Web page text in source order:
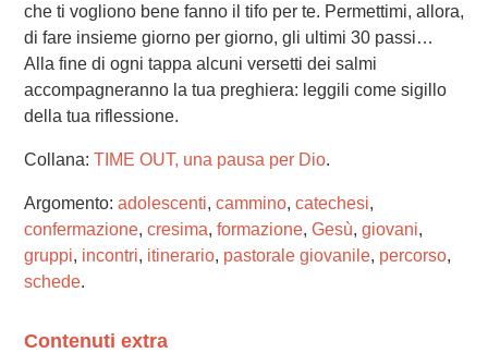
che ti vogliono bene fanno il tifo per te. Permettimi, allora,
di fare insieme giorno per giorno, gli ultimi 30 passi…
Alla fine di ogni tappa alcuni versetti dei salmi
accompagneranno la tua preghiera: leggili come sigillo
della tua riflessione.
Collana: TIME OUT, una pausa per Dio.
Argomento: adolescenti, cammino, catechesi,
confermazione, cresima, formazione, Gesù, giovani,
gruppi, incontri, itinerario, pastorale giovanile, percorso,
schede.
Contenuti extra